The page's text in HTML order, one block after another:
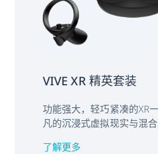
VIVE XR 精英套装
功能强大，轻巧紧凑的XR
凡的沉浸式虚拟现实与混合
了解更多